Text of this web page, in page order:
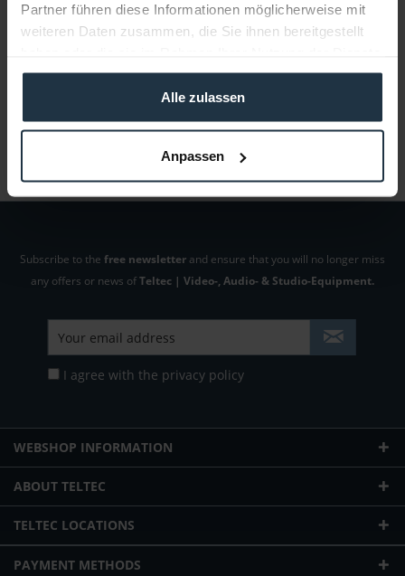
Partner führen diese Informationen möglicherweise mit
weiteren Daten zusammen, die Sie ihnen bereitgestellt
gesammelt haben.
Alle zulassen
Anpassen
Consultation
Media
Manufacturer & Product Safety Information
Folgende Infos zum Hersteller sind verfübar......
Subscribe to the free newsletter and ensure that you will no longer miss
any offers or news ofTeltec | Video-, Audio- & Studio-Equipment.
I agree with the privacy policy
WEBSHOP INFORMATION
ABOUT TELTEC
TELTEC LOCATIONS
PAYMENT METHODS